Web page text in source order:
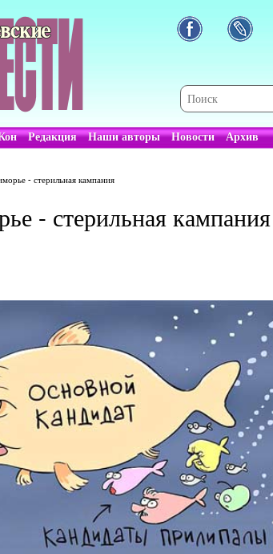
Редакция Наши авторы Новости Архив
- стерильная кампания
- стерильная кампания